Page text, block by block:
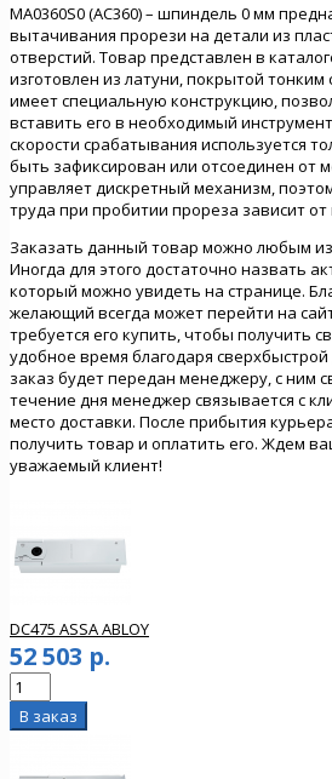
MA0360S0 (AC360) – шпиндель 0 мм
вытачивания прорези на детали из
отверстий. Товар представлен в
изготовлен из латуни, покрытой тонким
имеет специальную конструкцию,
вставить его в необходимый
скорости срабатывания используется
быть зафиксирован или отсоединен от
управляет дискретный механизм,
труда при пробитии прореза зависит
Заказать данный товар можно любым
Иногда для этого достаточно назвать
который можно увидеть на странице.
желающий всегда может перейти на
требуется его купить, чтобы получить
удобное время благодаря сверхбыстрой
заказ будет передан менеджеру, с ним
течение дня менеджер связывается с
место доставки. После прибытия
получить товар и оплатить его. Ждем
уважаемый клиент!
DC475 ASSA ABLOY
52 503 р.